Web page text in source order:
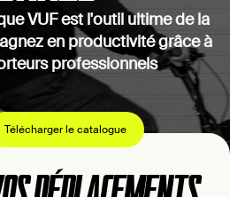
VUF est l'outil ultime de la
en productivité grâce à
professionnels
Télécharger le catalogue